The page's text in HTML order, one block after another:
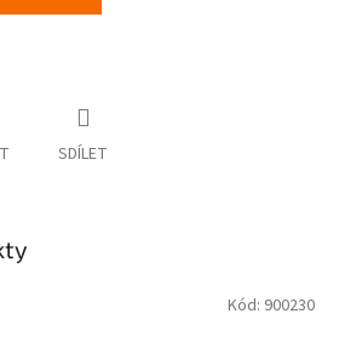
SDÍLET
Kód: 900230